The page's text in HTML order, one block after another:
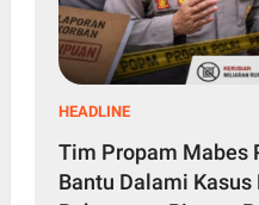
HEADLINE
Tim Propam Mabes
Bantu Dalami